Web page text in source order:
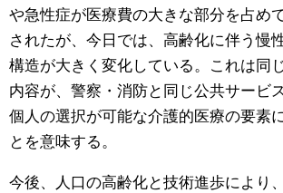
や急性症が医療費の大きな部分を占め
されたが、今日では、高齢化に伴う慢
構造が大きく変化している。これは同
内容が、警察・消防と同じ公共サービ
個人の選択が可能な介護的医療の要素
とを意味する。
今後、人口の高齢化と技術進歩により